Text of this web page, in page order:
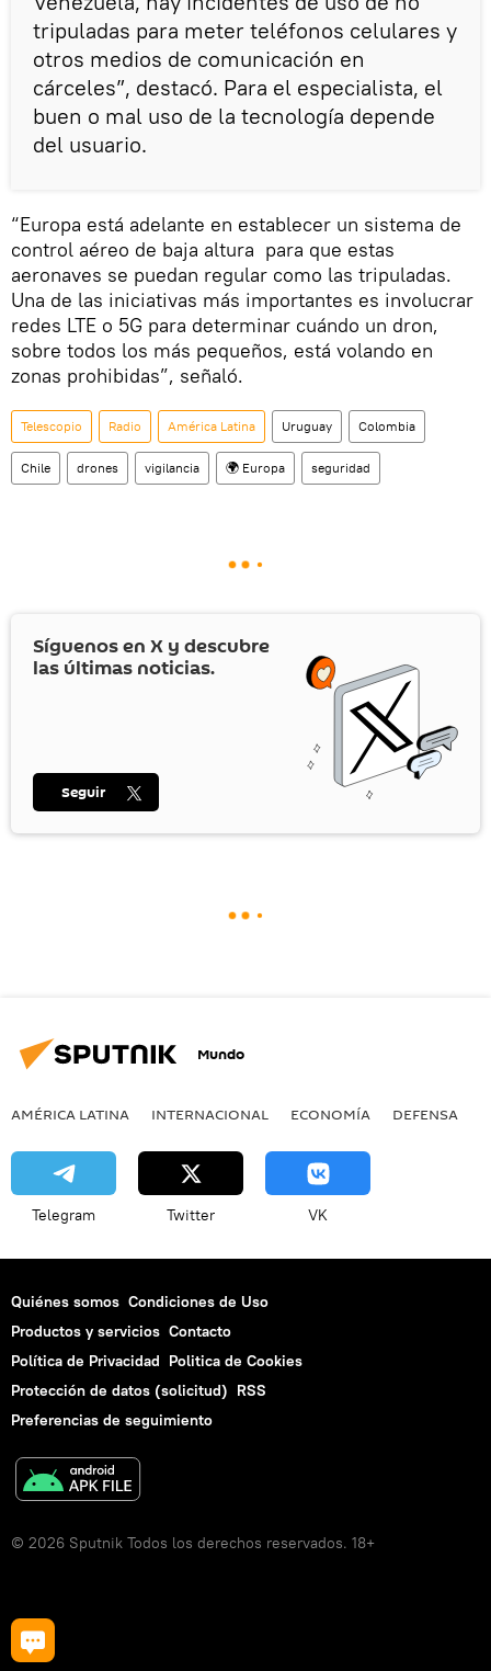
tripuladas para meter teléfonos celulares y
otros medios de comunicación en
cárceles”, destacó. Para el especialista, el
buen o mal uso de la tecnología depende
del usuario.
“Europa está adelante en establecer un sistema de
control aéreo de baja altura para que estas
aeronaves se puedan regular como las tripuladas.
Una de las iniciativas más importantes es involucrar
redes LTE o 5G para determinar cuándo un dron,
sobre todos los más pequeños, está volando en
zonas prohibidas”, señaló.
Telescopio Radio América Latina Uruguay Colombia
Chile drones vigilancia 🌍 Europa seguridad
Síguenos en X y descubre
las últimas noticias.
Seguir
Mundo
AMÉRICA LATINA INTERNACIONAL ECONOMÍA DEFENSA
Telegram Twitter VK
Quiénes somos Condiciones de Uso
Productos y servicios Contacto
Política de Privacidad Politica de Cookies
Protección de datos (solicitud) RSS
Preferencias de seguimiento
© 2026 Sputnik Todos los derechos reservados. 18+